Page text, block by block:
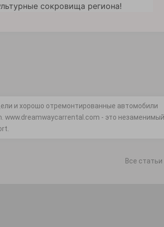
сокровища региона!
и хорошо отремонтированные автомобили
www.dreamwaycarrental.com - это незаменимый
Все статьи